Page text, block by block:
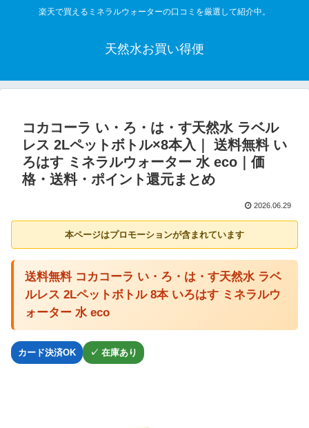
楽天で買えるミネラルウォーターの口コミを厳選して紹介中。
天然水お買い得便
コカコーラ い・ろ・は・す天然水 ラベル
レス 2Lペットボトル×8本入｜ 送料無料 い
ろはす ミネラルウォーター 水 eco｜価
格・送料・ポイント還元まとめ
2026.06.29
本ページはプロモーションが含まれています
送料無料 コカコーラ い・ろ・は・す天然水 ラベ
ルレス 2Lペットボトル 8本 いろはす ミネラルウ
ォーター 水 eco
カード決済OK ✓ 在庫あり